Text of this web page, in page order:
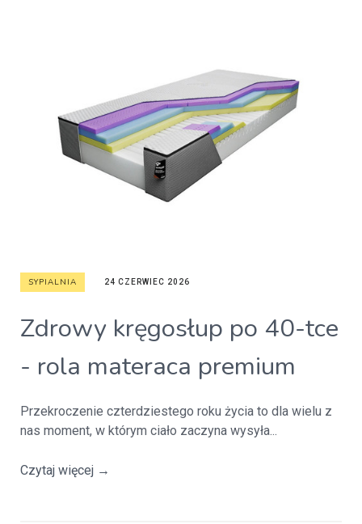
SYPIALNIA 24 CZERWIEC 2026
Zdrowy kręgosłup po 40-tce
- rola materaca premium
Przekroczenie czterdziestego roku życia to dla wielu z
nas moment, w którym ciało zaczyna wysyła...
Czytaj więcej →